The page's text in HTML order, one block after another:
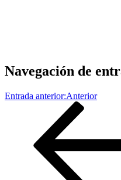
Navegación de
Entrada anterior:Anterior